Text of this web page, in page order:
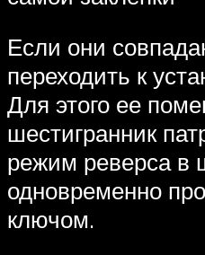
Если они
переходить к
Для этого ее
шестигранник
режим реверса в
одновременно
ключом.